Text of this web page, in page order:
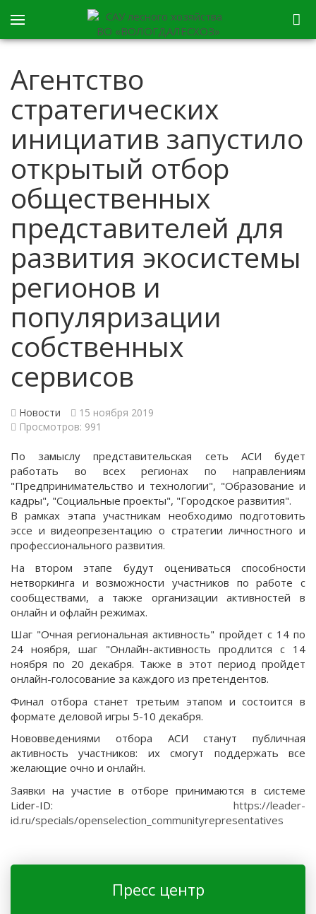
Агентство
стратегических
инициатив запустило
открытый отбор
общественных
представителей для
развития экосистемы
регионов и
популяризации
собственных
сервисов
Новости
15 ноября 2019
Просмотров: 991
По замыслу представительская сеть АСИ будет
работать во всех регионах по направлениям
"Предпринимательство и технологии", "Образование и
кадры", "Социальные проекты", "Городское развития".
В рамках этапа участникам необходимо подготовить
эссе и видеопрезентацию о стратегии личностного и
профессионального развития.
На втором этапе будут оцениваться способности
нетворкинга и возможности участников по работе с
сообществами, а также организации активностей в
онлайн и офлайн режимах.
Шаг "Очная региональная активность" пройдет с 14 по
24 ноября, шаг "Онлайн-активность продлится с 14
ноября по 20 декабря. Также в этот период пройдет
онлайн-голосование за каждого из претендентов.
Финал отбора станет третьим этапом и состоится в
формате деловой игры 5-10 декабря.
Нововведениями отбора АСИ станут публичная
активность участников: их смогут поддержать все
желающие очно и онлайн.
Заявки на участие в отборе принимаются в системе
Lider-ID: https://leader-
id.ru/specials/openselection_communityrepresentatives
Пресс центр